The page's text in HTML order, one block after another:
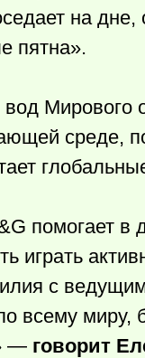
на
пятна».
Мирового
среде,
помогает
играть
с
всему миру,
— говорит